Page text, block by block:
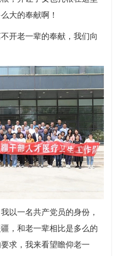
大的奉献啊！
开老一辈的奉献，我们向
以一名共产党员的身份，
，和老一辈相比是多么的
求，我来看望瞻仰老一